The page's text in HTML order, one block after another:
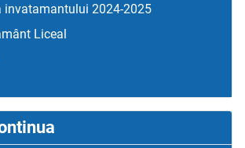
invatamantului 2024-2025
Liceal